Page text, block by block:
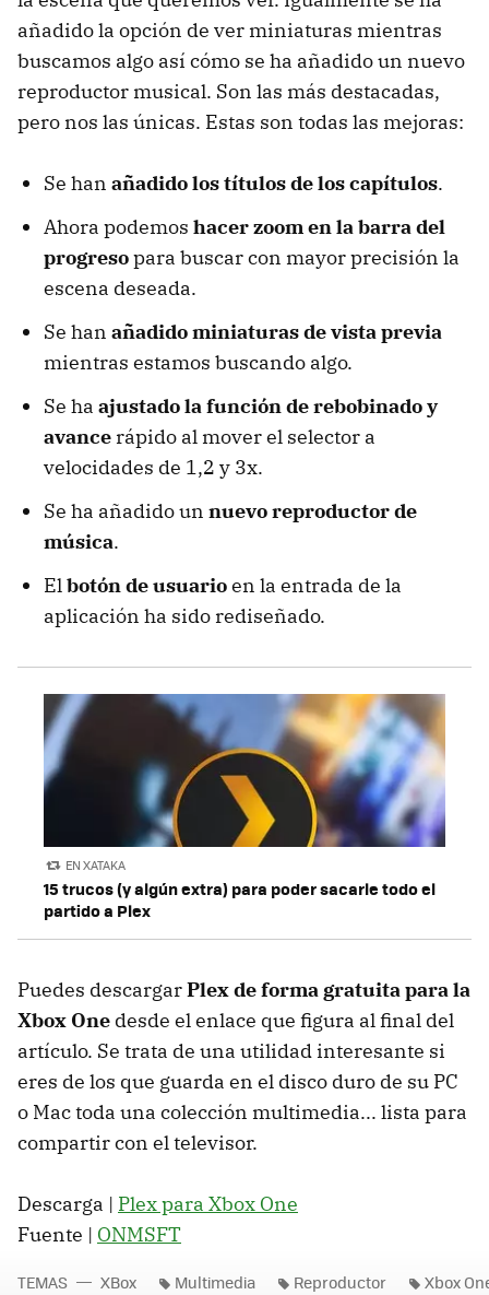
añadido la opción de ver miniaturas mientras
buscamos algo así cómo se ha añadido un nuevo
reproductor musical. Son las más destacadas,
pero nos las únicas. Estas son todas las mejoras:
Se han añadido los títulos de los capítulos.
Ahora podemos hacer zoom en la barra del
progresopara buscar con mayor precisión la
escena deseada.
Se han añadido miniaturas de vista previa
mientras estamos buscando algo.
Se ha ajustado la función de rebobinado y
avance rápido al mover el selector a
velocidades de 1,2 y 3x.
Se ha añadido un nuevo reproductor de
música.
El botón de usuarioen la entrada de la
aplicación ha sido rediseñado.
EN XATAKA
15 trucos (y algún extra) para poder sacarle todo el
partido a Plex
Puedes descargarPlex de forma gratuita para la
Xbox One desde el enlace que figura al final del
artículo. Se trata de una utilidad interesante si
eres de los que guarda en el disco duro de su PC
o Mac toda una colección multimedia... lista para
compartir con el televisor.
Descarga | Plex para Xbox One
Fuente | ONMSFT
TEMAS XBox Multimedia Reproductor Xbox